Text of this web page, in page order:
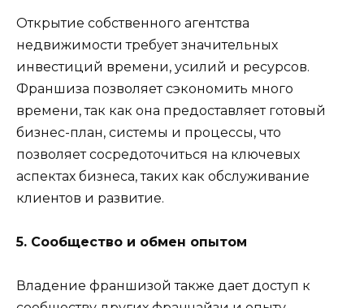
Открытие собственного агентства
недвижимости требует значительных
инвестиций времени, усилий и ресурсов.
Франшиза позволяет сэкономить много
времени, так как она предоставляет готовый
бизнес-план, системы и процессы, что
позволяет сосредоточиться на ключевых
аспектах бизнеса, таких как обслуживание
клиентов и развитие.
5. Сообщество и обмен опытом
Владение франшизой также дает доступ к